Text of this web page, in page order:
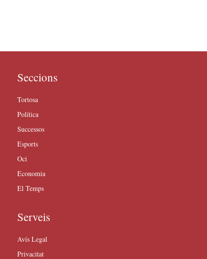
Seccions
Tortosa
Política
Successos
Esports
Oci
Economia
El Temps
Serveis
Avís Legal
Privacitat